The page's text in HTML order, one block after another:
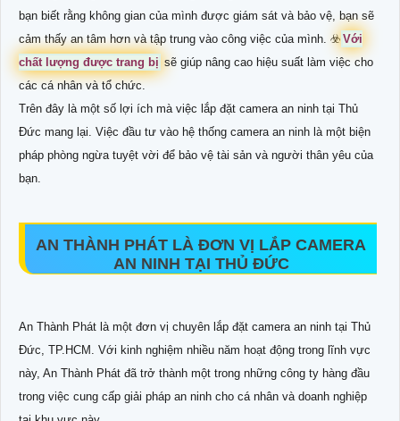
bạn biết rằng không gian của mình được giám sát và bảo vệ, bạn sẽ
cảm thấy an tâm hơn và tập trung vào công việc của mình. ☣️ Với
chất lượng được trang bị sẽ giúp nâng cao hiệu suất làm việc cho
các cá nhân và tổ chức.
Trên đây là một số lợi ích mà việc lắp đặt camera an ninh tại Thủ
Đức mang lại. Việc đầu tư vào hệ thống camera an ninh là một biện
pháp phòng ngừa tuyệt vời để bảo vệ tài sản và người thân yêu của
bạn.
AN THÀNH PHÁT LÀ ĐƠN VỊ LẮP CAMERA
AN NINH TẠI THỦ ĐỨC
An Thành Phát là một đơn vị chuyên lắp đặt camera an ninh tại Thủ
Đức, TP.HCM. Với kinh nghiệm nhiều năm hoạt động trong lĩnh vực
này, An Thành Phát đã trở thành một trong những công ty hàng đầu
trong việc cung cấp giải pháp an ninh cho cá nhân và doanh nghiệp